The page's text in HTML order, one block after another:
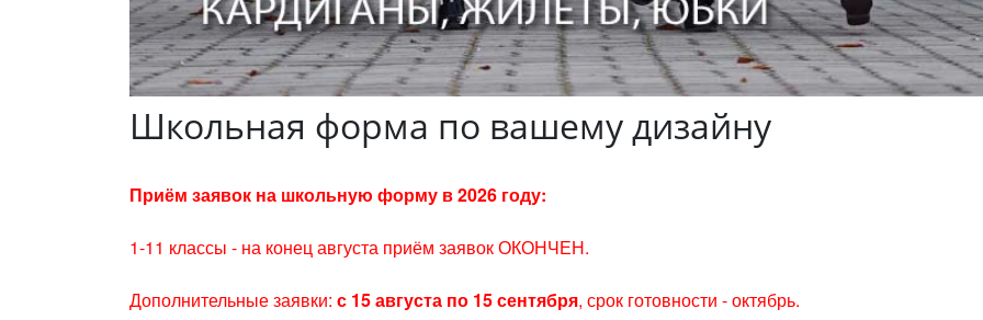
Школьная форма по вашему дизайну
Приём заявок на школьную форму в 2026 году:
1-11 классы - на конец августа приём заявок ОКОНЧЕН.
Дополнительные заявки: с 15 августа по 15 сентября, срок готовности - октябрь.